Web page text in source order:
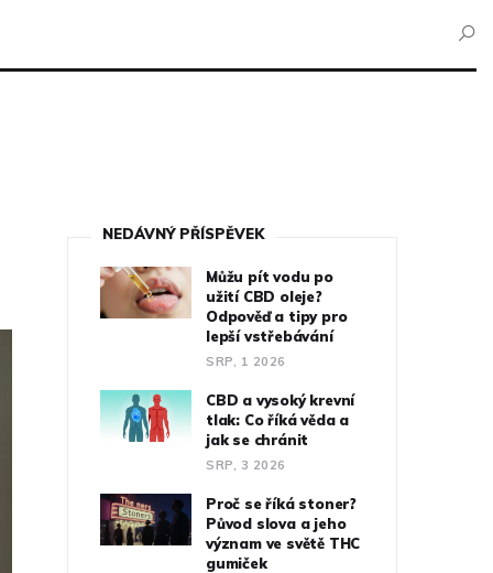
NEDÁVNÝ PŘÍSPĚVEK
Můžu pít vodu po
užití CBD oleje?
Odpověď a tipy pro
lepší vstřebávání
SRP, 1 2026
CBD a vysoký krevní
tlak: Co říká věda a
jak se chránit
SRP, 3 2026
Proč se říká stoner?
Původ slova a jeho
význam ve světě THC
gumiček